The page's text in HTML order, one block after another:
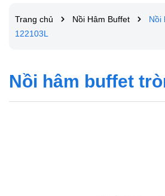
Trang chủ Nồi Hâm Buffet
Nồi
122103L
Nồi hâm buffet